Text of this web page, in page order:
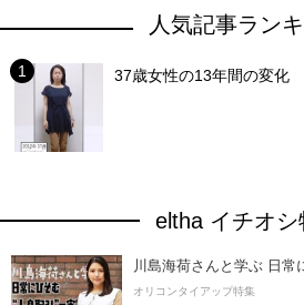
人気記事ラン
37歳女性の13年間の変化
eltha イチオシ
川島海荷さんと学ぶ 日常
オリコンタイアップ特集